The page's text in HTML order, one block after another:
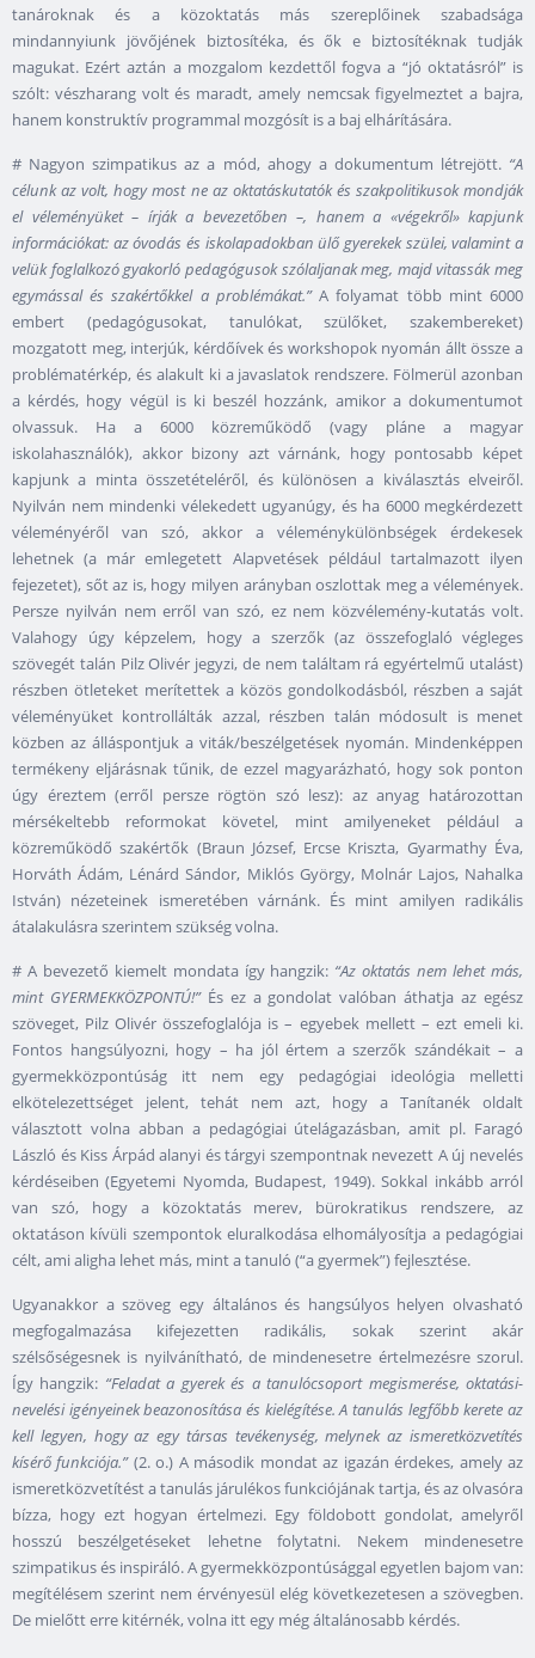
tanároknak és a közoktatás más szereplőinek szabadsága
mindannyiunk jövőjének biztosítéka, és ők e biztosítéknak tudják
magukat. Ezért aztán a mozgalom kezdettől fogva a “jó oktatásról” is
szólt: vészharang volt és maradt, amely nemcsak figyelmeztet a bajra,
hanem konstruktív programmal mozgósít is a baj elhárítására.
# Nagyon szimpatikus az a mód, ahogy a dokumentum létrejött. “A
célunk az volt, hogy most ne az oktatáskutatók és szakpolitikusok mondják
el véleményüket – írják a bevezetőben –, hanem a «végekről» kapjunk
információkat: az óvodás és iskolapadokban ülő gyerekek szülei, valamint a
velük foglalkozó gyakorló pedagógusok szólaljanak meg, majd vitassák meg
egymással és szakértőkkel a problémákat.”A folyamat több mint 6000
embert (pedagógusokat, tanulókat, szülőket, szakembereket)
mozgatott meg, interjúk, kérdőívek és workshopok nyomán állt össze a
problématérkép, és alakult ki a javaslatok rendszere. Fölmerül azonban
a kérdés, hogy végül is ki beszél hozzánk, amikor a dokumentumot
olvassuk. Ha a 6000 közreműködő (vagy pláne a magyar
iskolahasználók), akkor bizony azt várnánk, hogy pontosabb képet
kapjunk a minta összetételéről, és különösen a kiválasztás elveiről.
Nyilván nem mindenki vélekedett ugyanúgy, és ha 6000 megkérdezett
véleményéről van szó, akkor a véleménykülönbségek érdekesek
lehetnek (a már emlegetett Alapvetések például tartalmazott ilyen
fejezetet), sőt az is, hogy milyen arányban oszlottak meg a vélemények.
Persze nyilván nem erről van szó, ez nem közvélemény-kutatás volt.
Valahogy úgy képzelem, hogy a szerzők (az összefoglaló végleges
szövegét talán Pilz Olivér jegyzi, de nem találtam rá egyértelmű utalást)
részben ötleteket merítettek a közös gondolkodásból, részben a saját
véleményüket kontrollálták azzal, részben talán módosult is menet
közben az álláspontjuk a viták/beszélgetések nyomán. Mindenképpen
termékeny eljárásnak tűnik, de ezzel magyarázható, hogy sok ponton
úgy éreztem (erről persze rögtön szó lesz): az anyag határozottan
mérsékeltebb reformokat követel, mint amilyeneket például a
közreműködő szakértők (Braun József, Ercse Kriszta, Gyarmathy Éva,
Horváth Ádám, Lénárd Sándor, Miklós György, Molnár Lajos, Nahalka
István) nézeteinek ismeretében várnánk. És mint amilyen radikális
átalakulásra szerintem szükség volna.
# A bevezető kiemelt mondata így hangzik: “Az oktatás nem lehet más,
mint GYERMEKKÖZPONTÚ!”És ez a gondolat valóban áthatja az egész
szöveget, Pilz Olivér összefoglalója is – egyebek mellett – ezt emeli ki.
Fontos hangsúlyozni, hogy – ha jól értem a szerzők szándékait – a
gyermekközpontúság itt nem egy pedagógiai ideológia melletti
elkötelezettséget jelent, tehát nem azt, hogy a Tanítanék oldalt
választott volna abban a pedagógiai útelágazásban, amit pl. Faragó
László és Kiss Árpád alanyi és tárgyi szempontnak nevezett A új nevelés
kérdéseiben (Egyetemi Nyomda, Budapest, 1949). Sokkal inkább arról
van szó, hogy a közoktatás merev, bürokratikus rendszere, az
oktatáson kívüli szempontok eluralkodása elhomályosítja a pedagógiai
célt, ami aligha lehet más, mint a tanuló (“a gyermek”) fejlesztése.
Ugyanakkor a szöveg egy általános és hangsúlyos helyen olvasható
megfogalmazása kifejezetten radikális, sokak szerint akár
szélsőségesnek is nyilvánítható, de mindenesetre értelmezésre szorul.
Így hangzik: “Feladat a gyerek és a tanulócsoport megismerése, oktatási-
nevelési igényeinek beazonosítása és kielégítése. A tanulás legfőbb kerete az
kell legyen, hogy az egy társas tevékenység, melynek az ismeretközvetítés
kísérő funkciója.”(2. o.) A második mondat az igazán érdekes, amely az
ismeretközvetítést a tanulás járulékos funkciójának tartja, és az olvasóra
bízza, hogy ezt hogyan értelmezi. Egy földobott gondolat, amelyről
hosszú beszélgetéseket lehetne folytatni. Nekem mindenesetre
szimpatikus és inspiráló. A gyermekközpontúsággal egyetlen bajom van:
megítélésem szerint nem érvényesül elég következetesen a szövegben.
De mielőtt erre kitérnék, volna itt egy még általánosabb kérdés.